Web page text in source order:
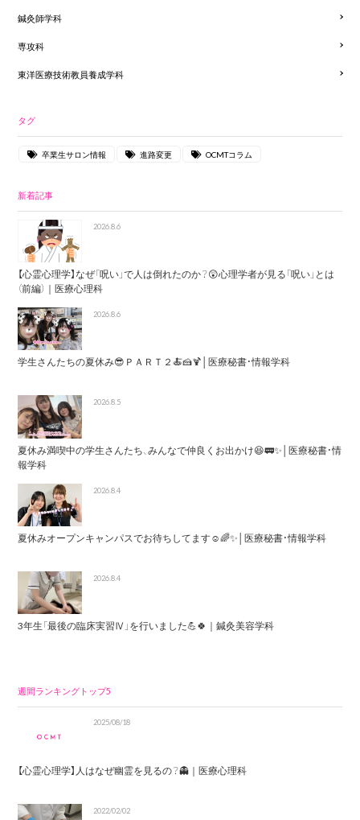
鍼灸師学科
専攻科
東洋医療技術教員養成学科
タグ
卒業生サロン情報 進路変更 OCMTコラム
新着記事
2026.8.6
【心霊心理学】なぜ「呪い」で人は倒れたのか？😲心理学者が見る「呪い」とは
（前編）｜医療心理科
2026.8.6
学生さんたちの夏休み😎ＰＡＲＴ２🍝🍰🍹│医療秘書・情報学科
2026.8.5
夏休み満喫中の学生さんたち、みんなで仲良くお出かけ😆🚃✨│医療秘書・情
報学科
2026.8.4
夏休みオープンキャンパスでお待ちしてます☺️🌈✨│医療秘書・情報学科
2026.8.4
3年生「最後の臨床実習Ⅳ」を行いました💪🍀｜鍼灸美容学科
週間ランキングトップ5
2025/08/18
【心霊心理学】人はなぜ幽霊を見るの？👻｜医療心理科
2022/02/02